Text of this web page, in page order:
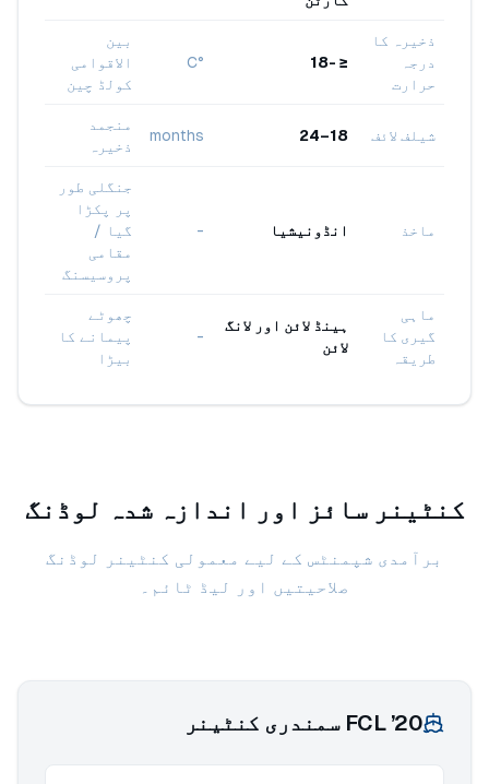
ذخیرہ کا
درجہ
حرارت
≤ -18
°C
بین
الاقوامی
کولڈ چین
شیلف لائف 18–24
months
منجمد
ذخیرہ
ماخذ انڈونیشیا -
جنگلی طور
پر پکڑا
گیا /
مقامی
پروسیسنگ
ماہی
گیری کا
طریقہ
ہینڈ لائن اور لانگ
لائن
-
چھوٹے
پیمانے کا
بیڑا
کنٹینر سائز اور اندازہ شدہ لوڈنگ
برآمدی شپمنٹس کے لیے معمولی کنٹینر لوڈنگ
صلاحیتیں اور لیڈ ٹائم۔
20’ FCL سمندری کنٹینر